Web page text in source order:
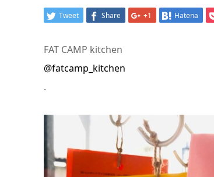
Tweet Share +1 Hatena
FAT CAMP kitchen
@fatcamp_kitchen
.